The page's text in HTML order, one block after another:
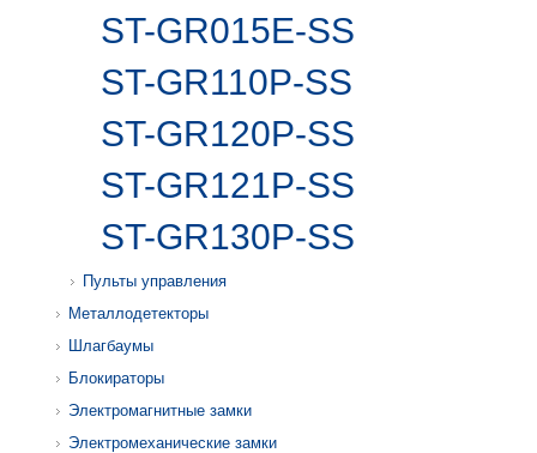
ST-GR015E-SS
ST-GR110P-SS
ST-GR120P-SS
ST-GR121P-SS
ST-GR130P-SS
Пульты управления
Металлодетекторы
Шлагбаумы
Блокираторы
Электромагнитные замки
Электромеханические замки